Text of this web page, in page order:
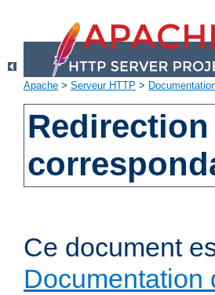
Apache > Serveur HTTP >
Ce document
Documentation